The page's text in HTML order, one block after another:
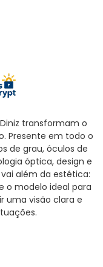
transformam o
Presente em todo o
de grau, óculos de
óptica, design e
além da estética:
o modelo ideal para
uma visão clara e